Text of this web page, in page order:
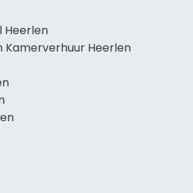
Heerlen
Heerlen